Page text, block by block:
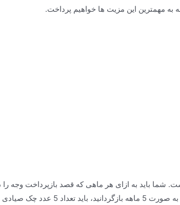
مهمترین این مزیت ها خواهیم پرداخت.
باید به ازای هر ماهی که قصد بازپرداخت وجه را